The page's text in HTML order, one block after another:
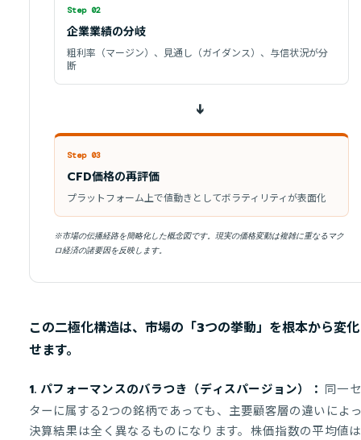
Step 02
企業業績の分岐
粗利率（マージン）、見通し（ガイダンス）、与信状況が分
断
➔
Step 03
CFD価格の再評価
プラットフォーム上で値動きとしてボラティリティが表面化
※市場の伝播経路を簡略化した概念図です。現実の価格変動は複雑に重なるマク
ロ経済の諸要因を反映します。
この二極化構造は、市場の「3つの挙動」を根本から変
せます。
1. パフォーマンスのバラつき（ディスパージョン）： 同一
ターに属する2つの銘柄であっても、主要顧客層の違いによ
決算結果は全く異なるものになります。株価指数の平均値